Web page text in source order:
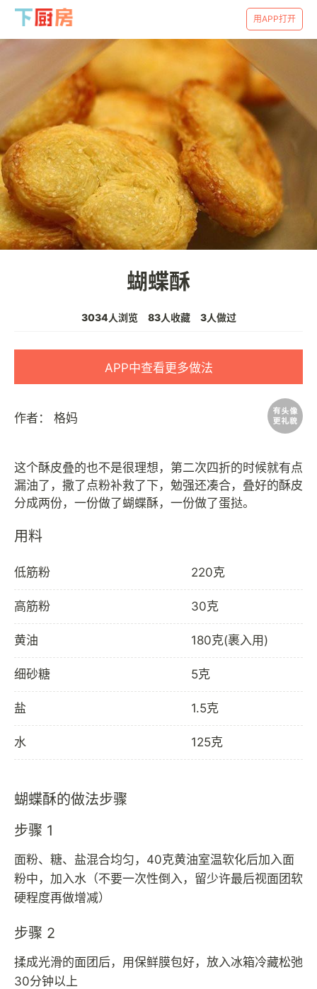
用APP打开
蝴蝶酥
3034人浏览 83人收藏 3人做过
APP中查看更多做法
作者： 格妈
这个酥皮叠的也不是很理想，第二次四折的时候就有点
漏油了，撒了点粉补救了下，勉强还凑合，叠好的酥皮
用料
低筋粉 220克
高筋粉 30克
黄油 180克(裹入用)
细砂糖 5克
盐 1.5克
水 125克
蝴蝶酥的做法步骤
步骤 1
面粉、糖、盐混合均匀，40克黄油室温软化后加入面
粉中，加入水（不要一次性倒入，留少许最后视面团软
硬程度再做增减）
步骤 2
揉成光滑的面团后，用保鲜膜包好，放入冰箱冷藏松弛
30分钟以上